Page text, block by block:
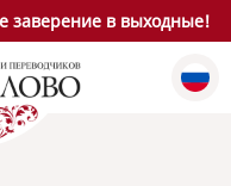
заверение в выходные!